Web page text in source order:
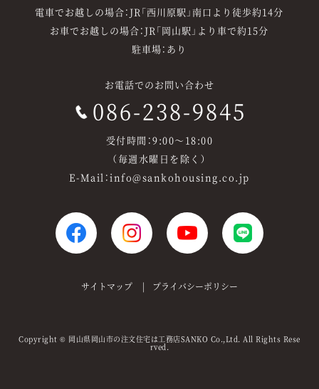
電車でお越しの場合：JR「西川原駅」南口より徒歩約14分
お車でお越しの場合：JR「岡山駅」より車で約15分
駐車場：あり
お電話でのお問い合わせ
086-238-9845
受付時間：9:00～18:00
（毎週水曜日を除く）
E-Mail：info@sankohousing.co.jp
サイトマップ プライバシーポリシー
Copyright© 岡山県岡山市の注文住宅は工務店SANKO Co.,Ltd. All Rights Rese
rved.